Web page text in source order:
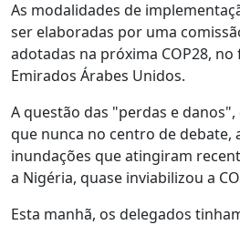
As modalidades de
ser elaboradas por uma
adotadas na próxima COP28, no
Emirados Árabes Unidos.
A questão das "perdas e
que nunca no centro de debate,
inundações que atingiram
a Nigéria, quase inviabilizou a
Esta manhã, os delegados